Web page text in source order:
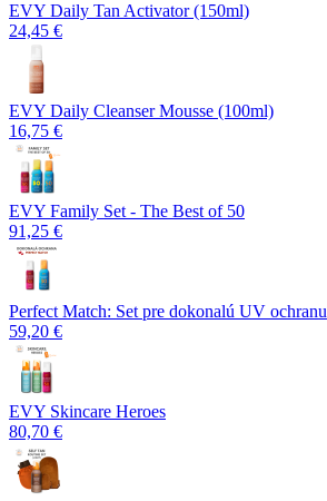
EVY Daily Tan Activator (150ml)
24,45 €
EVY Daily Cleanser Mousse (100ml)
16,75 €
EVY Family Set - The Best of 50
91,25 €
Perfect Match: Set pre dokonalú UV ochranu
59,20 €
EVY Skincare Heroes
80,70 €